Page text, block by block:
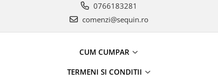
0766183281
comenzi@sequin.ro
CUM CUMPAR
TERMENI SI CONDITII